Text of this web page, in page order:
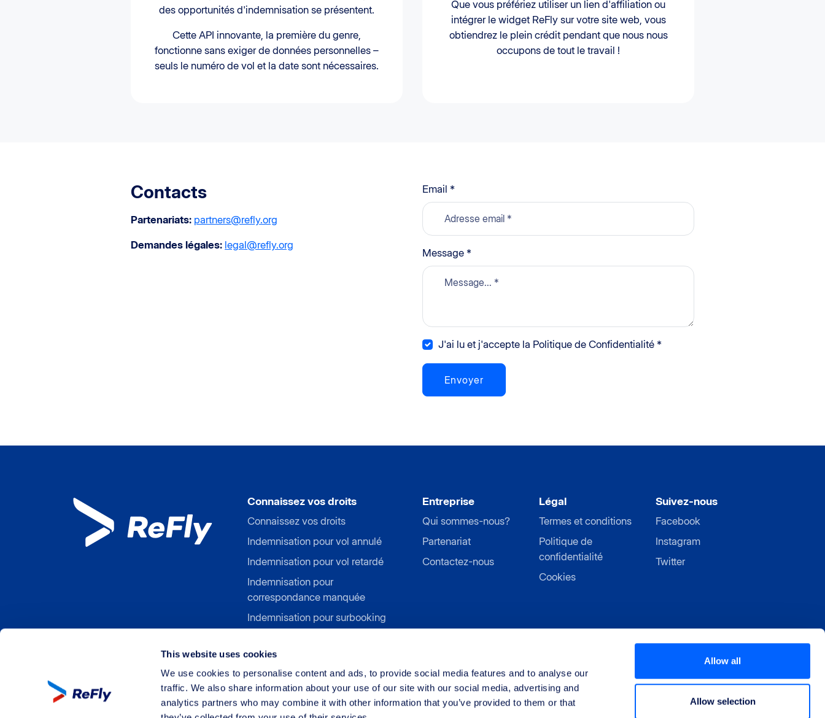
This website uses cookies
We use cookies to personalise content and ads, to provide social media features and to analyse our
traffic. We also share information about your use of our site with our social media, advertising and
analytics partners who may combine it with other information that you’ve provided to them or that
Allow all
Allow selection
des opportunités d'indemnisation se présentent.
Cette API innovante, la première du genre,
fonctionne sans exiger de données personnelles –
seuls le numéro de vol et la date sont nécessaires.
Que vous préfériez utiliser un lien d'affiliation ou
intégrer le widget ReFly sur votre site web, vous
obtiendrez le plein crédit pendant que nous nous
occupons de tout le travail !
Contacts
Partenariats: partners@refly.org
Demandes légales: legal@refly.org
Email *
Message *
J'ai lu et j'accepte la Politique de Confidentialité *
Envoyer
Connaissez vos droits
Connaissez vos droits
Indemnisation pour vol annulé
Indemnisation pour vol retardé
Indemnisation pour
correspondance manquée
Indemnisation pour surbooking
d'embarquement
Indemnisation pour grève aérienne
Entreprise
Qui sommes-nous?
Partenariat
Contactez-nous
Légal
Termes et conditions
Politique de
confidentialité
Cookies
Suivez-nous
Facebook
Instagram
Twitter